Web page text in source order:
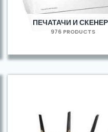
ПЕЧАТАЧИ И
976 PRODUCTS